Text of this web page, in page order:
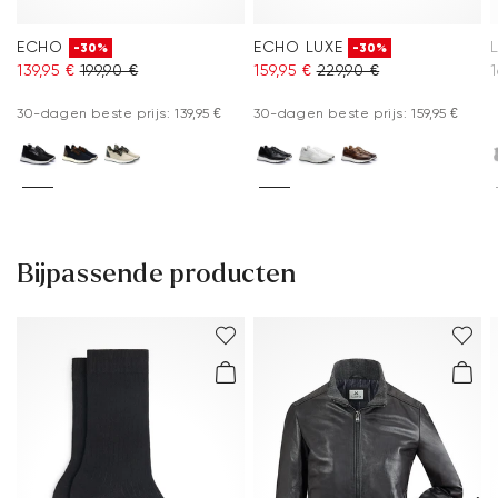
ECHO -30%
139,95 € 199,90 €
30-dagen beste prijs: 139,95 €
ECHO LUXE -30%
159,95 € 229,90 €
30-dagen beste prijs: 159,95 €
Bijpassende producten